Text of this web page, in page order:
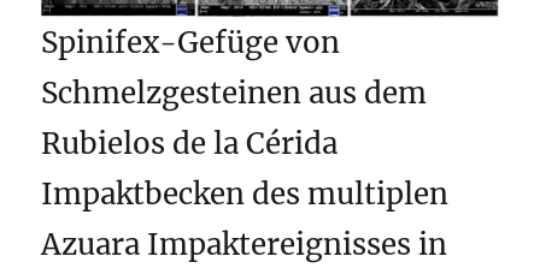
Spinifex-Gefüge von
Schmelzgesteinen aus dem
Rubielos de la Cérida
Impaktbecken des multiplen
Azuara Impaktereignisses in